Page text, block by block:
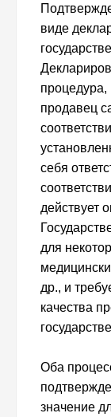
виде
процедура,
продавец
себя
действует
для
др., и
качества
Оба
значение